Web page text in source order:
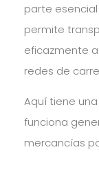
parte
permite
eficazmente
redes de
Aquí tiene
funciona
mercancías